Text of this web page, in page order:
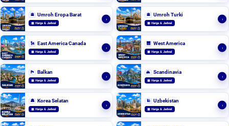
🕋 Umroh Eropa Barat
▣ Harga & Jadwal
›
🕋 Umroh Turki
▣ Harga & Jadwal
›
🗽 East America Canada
▣ Harga & Jadwal
›
🌉 West America
▣ Harga & Jadwal
›
🏞️ Balkan
▣ Harga & Jadwal
›
🏔️ Scandinavia
▣ Harga & Jadwal
›
🏯 Korea Selatan
▣ Harga & Jadwal
›
🕌 Uzbekistan
▣ Harga & Jadwal
›